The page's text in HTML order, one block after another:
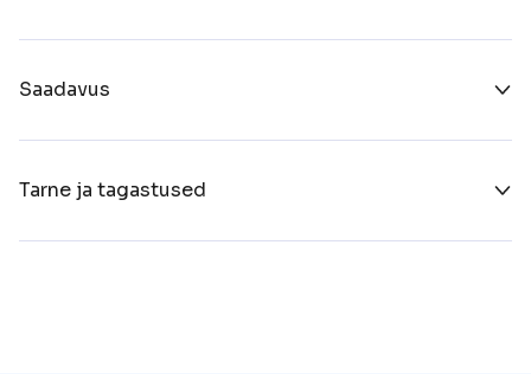
Saadavus
Tarne ja tagastused